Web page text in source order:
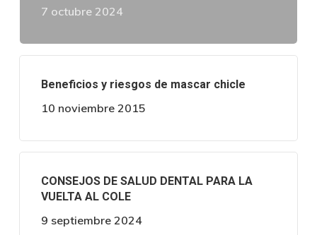
7 octubre 2024
Beneficios y riesgos de mascar chicle
10 noviembre 2015
CONSEJOS DE SALUD DENTAL PARA LA
VUELTA AL COLE
9 septiembre 2024